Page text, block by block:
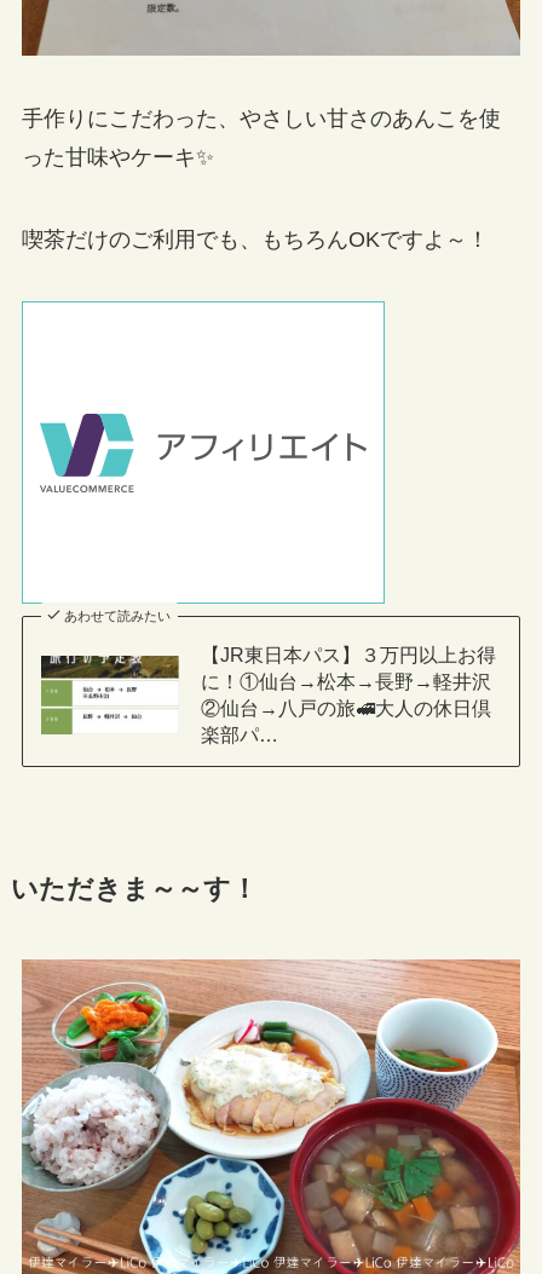
手作りにこだわった、やさしい甘さのあんこを使
った甘味やケーキ✨
喫茶だけのご利用でも、もちろんOKですよ～！
あわせて読みたい
【JR東日本パス】３万円以上お得
に！①仙台→松本→長野→軽井沢
②仙台→八戸の旅🚅大人の休日倶
楽部パ…
いただきま～～す！